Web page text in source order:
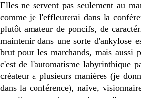
Elles ne servent pas seulement au
comme je l'effleurerai dans la
plutôt amateur de poncifs, de
maintenir dans une sorte d'ankylose
brut pour les marchands, mais aussi
c'est de l'automatisme labyrinthique
créateur a plusieurs manières (je
dans la conférence), naïve,